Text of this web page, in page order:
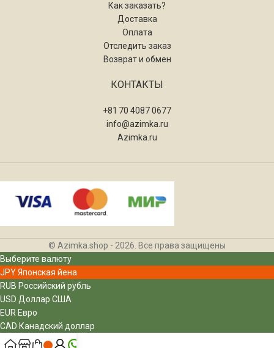
Как заказать?
Доставка
Оплата
Отследить заказ
Возврат и обмен
КОНТАКТЫ
+81 70 4087 0677
info@azimka.ru
Azimka.ru
© Azimka.shop - 2026. Все права защищены
Выберите валюту
JPYЯпонская йена
RUB Российский рубль
USD Доллар США
EUR Евро
CAD Канадский доллар